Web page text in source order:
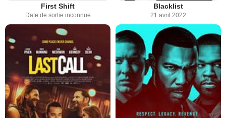
First Shift
Date de sortie inconnue
Blacklist
21 avril 2022